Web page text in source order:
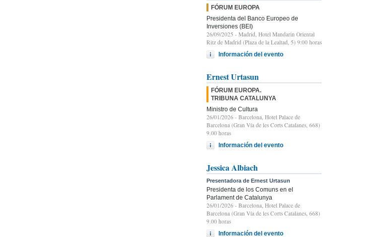
FÓRUM EUROPA
Presidenta del Banco Europeo de
Inversiones (BEI)
26/09/2025 - Madrid, Hotel Mandarin Oriental
Ritz de Madrid (Plaza de la Lealtad, 5) 9:00 horas
Información del evento
Ernest Urtasun
FÓRUM EUROPA.
TRIBUNA CATALUNYA
Ministro de Cultura
26/01/2026 - Barcelona, Hotel Palace de
Barcelona (Gran Vía de les Corts Catalanes, 668)
9.00 horas
Información del evento
Jessica Albiach
Presentadora de Ernest Urtasun
Presidenta de los Comuns en el
Parlament de Catalunya
26/01/2026 - Barcelona, Hotel Palace de
Barcelona (Gran Vía de les Corts Catalanes, 668)
9.00 horas
Información del evento